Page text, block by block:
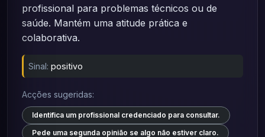
profissional para problemas técnicos ou de
saúde. Mantém uma atitude prática e
colaborativa.
Sinal: positivo
Acções sugeridas:
Identifica um profissional credenciado para consultar.
Pede uma segunda opinião se algo não estiver claro.